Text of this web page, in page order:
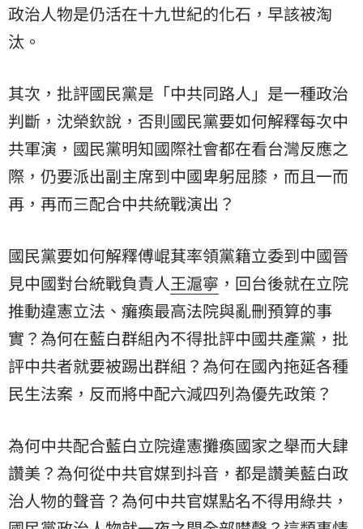
政治人物是仍活在十九世紀的化石，早該被淘
汰。
其次，批評國民黨是「中共同路人」是一種政治
判斷，沈榮欽說，否則國民黨要如何解釋每次中
共軍演，國民黨明知國際社會都在看台灣反應之
際，仍要派出副主席到中國卑躬屈膝，而且一而
再，再而三配合中共統戰演出？
國民黨要如何解釋傅崐萁率領黨籍立委到中國晉
見中國對台統戰負責人王滬寧 ，回台後就在立院
推動違憲立法、癱瘓最高法院與亂刪預算的事
實？為何在藍白群組內不得批評中國共產黨，批
評中共者就要被踢出群組？為何在國內拖延各種
民生法案，反而將中配六減四列為優先政策？
為何中共配合藍白立院違憲攤瘓國家之舉而大肆
讚美？為何從中共官媒到抖音，都是讚美藍白政
治人物的聲音？為何中共官媒點名不得用綠共，